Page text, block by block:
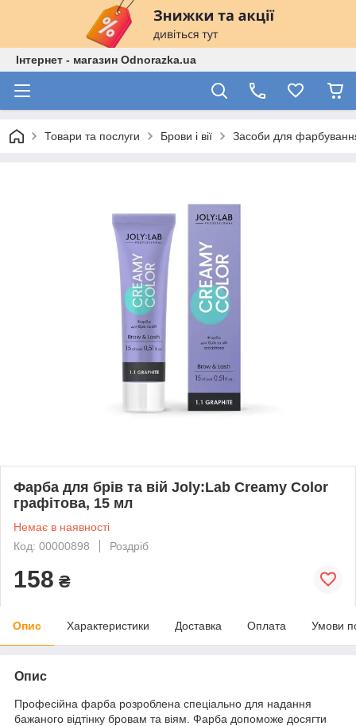
Інтернет - магазин Odnorazka.ua
Товари та послуги Брови і вії Засоби для
Фарба для брів та вій Joly:Lab Creamy Color
графітова, 15 мл
Немає в наявності
Код: 00000898
Роздріб
158 ₴
Опис Характеристики Доставка Оплата Умови
Опис
Професійна фарба розроблена спеціально для надання
бажаного відтінку бровам та віям. Фарба допоможе досягти